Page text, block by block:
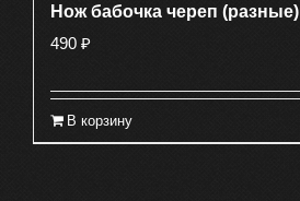
Нож бабочка череп (разные)
490 ₽
В корзину